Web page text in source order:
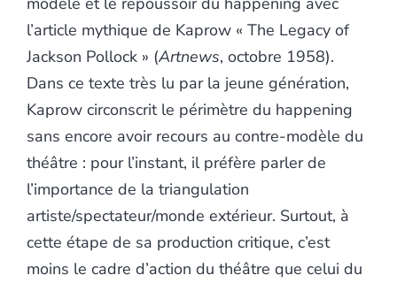
l’article mythique de Kaprow « The Legacy of
Jackson Pollock » (Artnews, octobre 1958).
Dans ce texte très lu par la jeune génération,
Kaprow circonscrit le périmètre du happening
sans encore avoir recours au contre-modèle du
théâtre : pour l’instant, il préfère parler de
l’importance de la triangulation
artiste/spectateur/monde extérieur. Surtout, à
cette étape de sa production critique, c’est
moins le cadre d’action du théâtre que celui du